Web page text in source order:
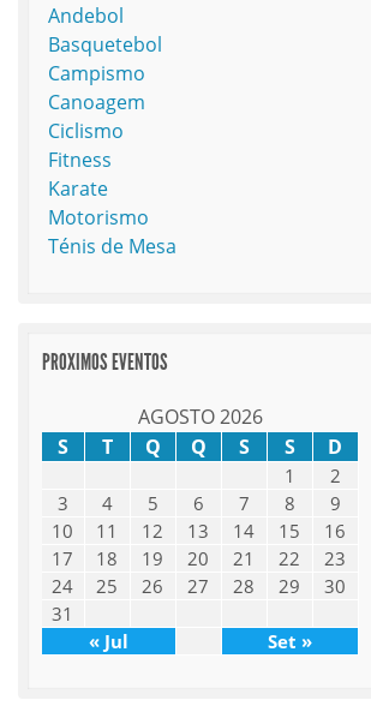
Andebol
Basquetebol
Campismo
Canoagem
Ciclismo
Fitness
Karate
Motorismo
Ténis de Mesa
PROXIMOS EVENTOS
AGOSTO 2026
S
T Q Q S S D
1
2
3
4 5 6 7 8
9
10
11 12 13 14 15
16
17
18 19 20 21 22
23
24
25 26 27 28 29
30
31
« Jul
Set »